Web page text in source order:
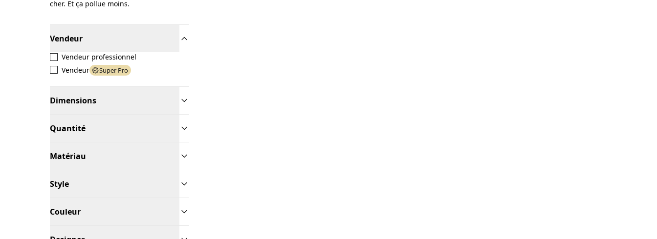
cher. Et ça pollue moins.
Vendeur
Vendeur professionnel
Vendeur
Super Pro
Dimensions
Quantité
Matériau
Style
Couleur